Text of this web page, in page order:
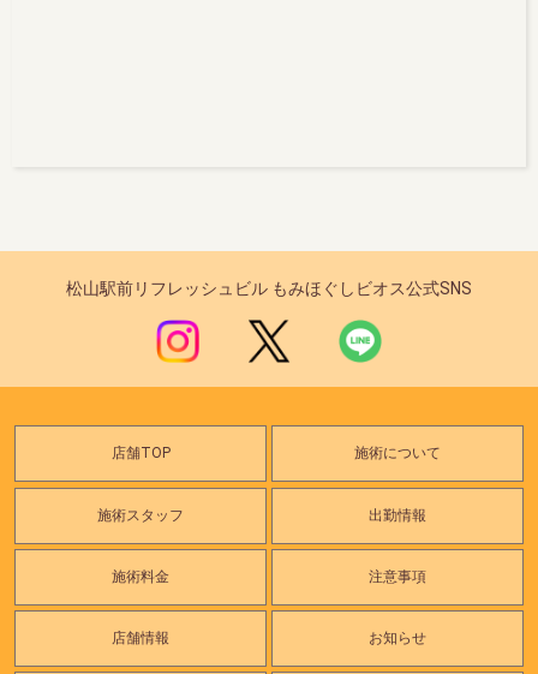
松山駅前リフレッシュビル もみほぐしビオス公式SNS
店舗TOP 施術について
施術スタッフ 出勤情報
施術料金 注意事項
店舗情報 お知らせ